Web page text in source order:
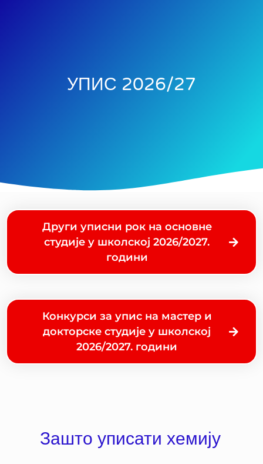
УПИС 2026/27
Други уписни рок на основне
студије у школској 2026/2027.
години
Конкурси за упис на мастер и
докторске студије у школској
2026/2027. години
Зашто уписати хемију